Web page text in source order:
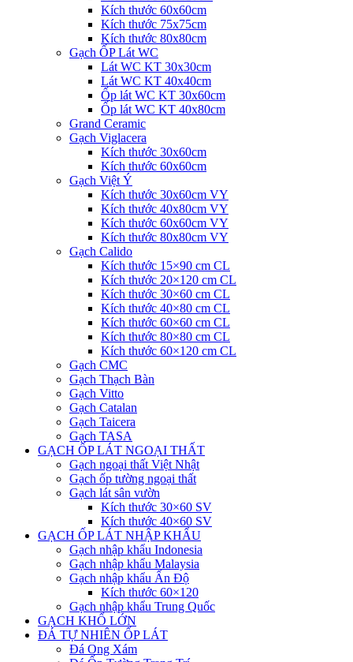
Kích thước 60x60cm
Kích thước 75x75cm
Kích thước 80x80cm
Gạch ỐP Lát WC
Lát WC KT 30x30cm
Lát WC KT 40x40cm
Ốp lát WC KT 30x60cm
Ốp lát WC KT 40x80cm
Grand Ceramic
Gạch Viglacera
Kích thước 30x60cm
Kích thước 60x60cm
Gạch Việt Ý
Kích thước 30x60cm VY
Kích thước 40x80cm VY
Kích thước 60x60cm VY
Kích thước 80x80cm VY
Gạch Calido
Kích thước 15×90 cm CL
Kích thước 20×120 cm CL
Kích thước 30×60 cm CL
Kích thước 40×80 cm CL
Kích thước 60×60 cm CL
Kích thước 80×80 cm CL
Kích thước 60×120 cm CL
Gạch CMC
Gạch Thạch Bàn
Gạch Vitto
Gạch Catalan
Gạch Taicera
Gạch TASA
GẠCH ỐP LÁT NGOẠI THẤT
Gạch ngoại thất Việt Nhật
Gạch ốp tường ngoại thất
Gạch lát sân vườn
Kích thước 30×60 SV
Kích thước 40×60 SV
GẠCH ỐP LÁT NHẬP KHẨU
Gạch nhập khẩu Indonesia
Gạch nhập khẩu Malaysia
Gạch nhập khẩu Ấn Độ
Kích thước 60×120
Gạch nhập khẩu Trung Quốc
GẠCH KHỔ LỚN
ĐÁ TỰ NHIÊN ỐP LÁT
Đá Ong Xám